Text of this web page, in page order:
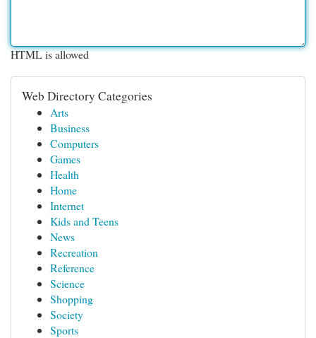
HTML is allowed
Web Directory Categories
Arts
Business
Computers
Games
Health
Home
Internet
Kids and Teens
News
Recreation
Reference
Science
Shopping
Society
Sports